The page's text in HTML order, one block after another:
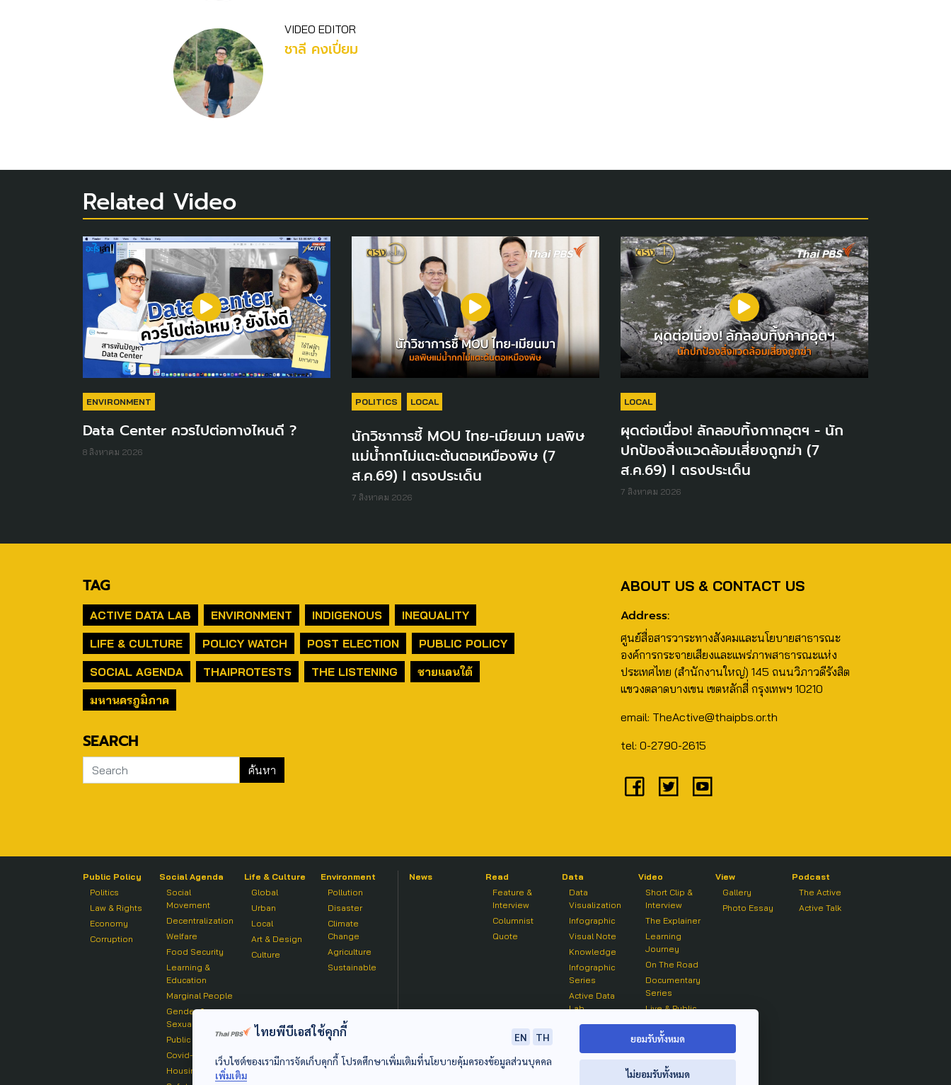
VIDEO EDITOR
ชาลี คงเปี่ยม
Related Video
ENVIRONMENT
Data Center ควรไปต่อทางไหนดี ?
8 สิงหาคม 2026
POLITICS LOCAL
นักวิชาการชี้ MOU ไทย-เมียนมา มลพิษ
แม่น้ำกกไม่แตะต้นตอเหมืองพิษ (7
ส.ค.69) I ตรงประเด็น
7 สิงหาคม 2026
LOCAL
ผุดต่อเนื่อง! ลักลอบทิ้งกากอุตฯ - นัก
ปกป้องสิ่งแวดล้อมเสี่ยงถูกฆ่า (7
ส.ค.69) I ตรงประเด็น
7 สิงหาคม 2026
TAG
ACTIVE DATA LAB ENVIRONMENT INDIGENOUS
INEQUALITY
LIFE & CULTURE
POLICY WATCH POST ELECTION
PUBLIC POLICY
SOCIAL AGENDA
THAIPROTESTS THE LISTENING
ชายแดนใต้
มหานครภูมิภาค
SEARCH
ABOUT US & CONTACT US
Address:
ศูนย์สื่อสารวาระทางสังคมและนโยบายสาธารณะ
องค์การกระจายเสียงและแพร่ภาพสาธารณะแห่ง
ประเทศไทย (สำนักงานใหญ่) 145 ถนนวิภาวดีรังสิต
แขวงตลาดบางเขน เขตหลักสี่ กรุงเทพฯ 10210
email: TheActive@thaipbs.or.th
tel: 0-2790-2615
Public Policy
Politics
Law & Rights
Economy
Corruption
Social Agenda
Social
Movement
Decentralization
Welfare
Food Security
Learning &
Education
Marginal People
Gender &
Sexuality
Public Health
Covid-19
Housing
Life & Culture
Global
Urban
Local
Art & Design
Culture
Environment
Pollution
Disaster
Climate
Change
Agriculture
Sustainable
News
Read
Feature &
Interview
Columnist
Quote
Data
Data
Visualization
Infographic
Visual Note
Knowledge
Infographic
Series
Active Data
Lab
Video
Short Clip &
Interview
The Explainer
Learning
Journey
On The Road
Documentary
Series
Live & Public
On air Clip
View
Gallery
Photo Essay
Podcast
The Active
Active Talk
ไทยพีบีเอสใช้คุกกี้ EN
TH
เว็บไซต์ของเรามีการจัดเก็บคุกกี้ โปรดศึกษาเพิ่มเติมที่นโยบายคุ้มครองข้อมูลส่วนบุคคล
เพิ่มเติม
ยอมรับทั้งหมด
ไม่ยอมรับทั้งหมด